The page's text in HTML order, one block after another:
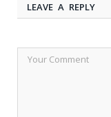
LEAVE A REPLY